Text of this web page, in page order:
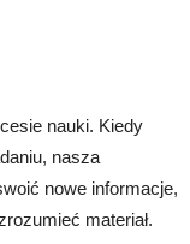
nauki. Kiedy
nasza
nowe informacje,
materiał.